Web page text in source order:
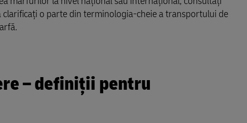
o parte din terminologia-cheie a transportului de
– definiții pentru